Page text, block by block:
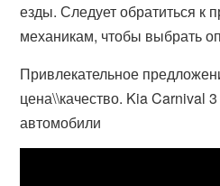
езды. Следует обратиться к
механикам, чтобы выбрать
Привлекательное
цена\\качество. Kia Carnival
автомобили